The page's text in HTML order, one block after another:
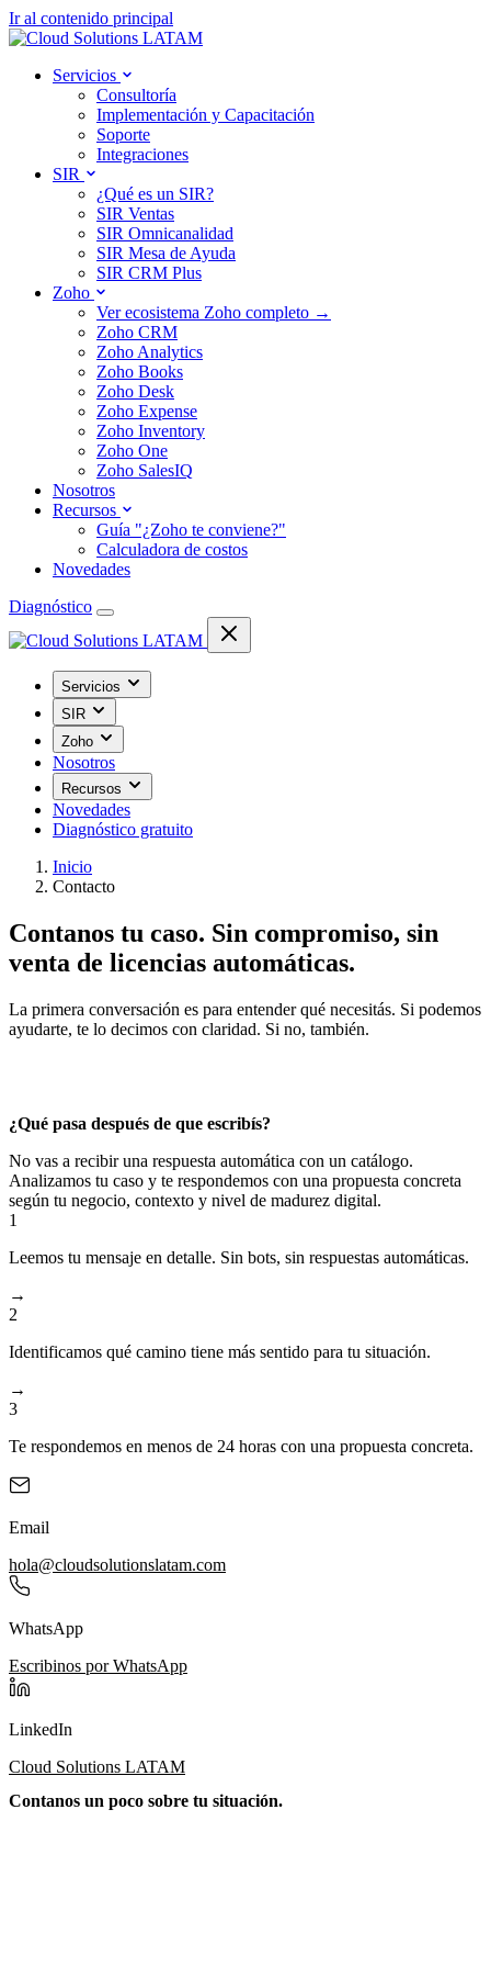
Ir al contenido principal
Servicios
Consultoría
Implementación y Capacitación
Soporte
Integraciones
SIR
¿Qué es un SIR?
SIR Ventas
SIR Omnicanalidad
SIR Mesa de Ayuda
SIR CRM Plus
Zoho
Ver ecosistema Zoho completo →
Zoho CRM
Zoho Analytics
Zoho Books
Zoho Desk
Zoho Expense
Zoho Inventory
Zoho One
Zoho SalesIQ
Nosotros
Recursos
Guía "¿Zoho te conviene?"
Calculadora de costos
Novedades
Diagnóstico
Servicios
SIR
Zoho
Nosotros
Recursos
Novedades
Diagnóstico gratuito
Inicio
Contacto
Contanos tu caso. Sin compromiso, sin
venta de licencias automáticas.
La primera conversación es para entender qué necesitás. Si podemos
ayudarte, te lo decimos con claridad. Si no, también.
¿Qué pasa después de que escribís?
No vas a recibir una respuesta automática con un catálogo.
Analizamos tu caso y te respondemos con una propuesta concreta
según tu negocio, contexto y nivel de madurez digital.
1
Leemos tu mensaje en detalle. Sin bots, sin respuestas automáticas.
→
2
Identificamos qué camino tiene más sentido para tu situación.
→
3
Te respondemos en menos de 24 horas con una propuesta concreta.
Email
hola@cloudsolutionslatam.com
WhatsApp
Escribinos por WhatsApp
LinkedIn
Cloud Solutions LATAM
Contanos un poco sobre tu situación.